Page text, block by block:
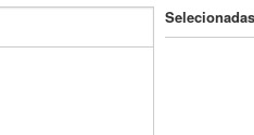
Selecionadas